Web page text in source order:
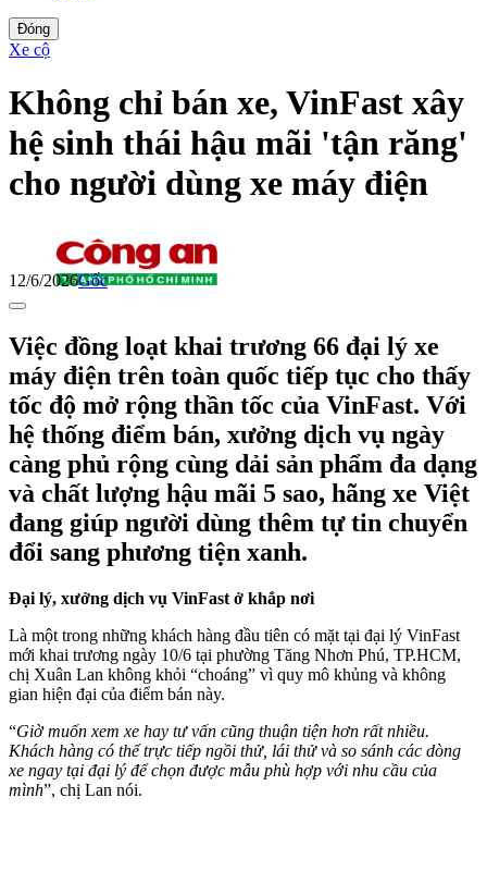
Đóng
Xe cộ
Không chỉ bán xe, VinFast xây
hệ sinh thái hậu mãi 'tận răng'
cho người dùng xe máy điện
12/6/2026Gốc
Việc đồng loạt khai trương 66 đại lý xe
máy điện trên toàn quốc tiếp tục cho thấy
tốc độ mở rộng thần tốc của VinFast. Với
hệ thống điểm bán, xưởng dịch vụ ngày
càng phủ rộng cùng dải sản phẩm đa dạng
và chất lượng hậu mãi 5 sao, hãng xe Việt
đang giúp người dùng thêm tự tin chuyển
đổi sang phương tiện xanh.
Đại lý, xưởng dịch vụ VinFast ở khắp nơi
Là một trong những khách hàng đầu tiên có mặt tại đại lý VinFast
mới khai trương ngày 10/6 tại phường Tăng Nhơn Phú, TP.HCM,
chị Xuân Lan không khỏi “choáng” vì quy mô khủng và không
gian hiện đại của điểm bán này.
“Giờ muốn xem xe hay tư vấn cũng thuận tiện hơn rất nhiều.
Khách hàng có thể trực tiếp ngồi thử, lái thử và so sánh các dòng
xe ngay tại đại lý để chọn được mẫu phù hợp với nhu cầu của
mình”, chị Lan nói.